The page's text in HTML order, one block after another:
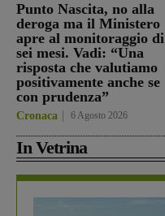
Punto Nascita, no alla
deroga ma il Ministero
apre al monitoraggio di
sei mesi. Vadi: “Una
risposta che valutiamo
positivamente anche se
con prudenza”
Cronaca 6 Agosto 2026
In Vetrina